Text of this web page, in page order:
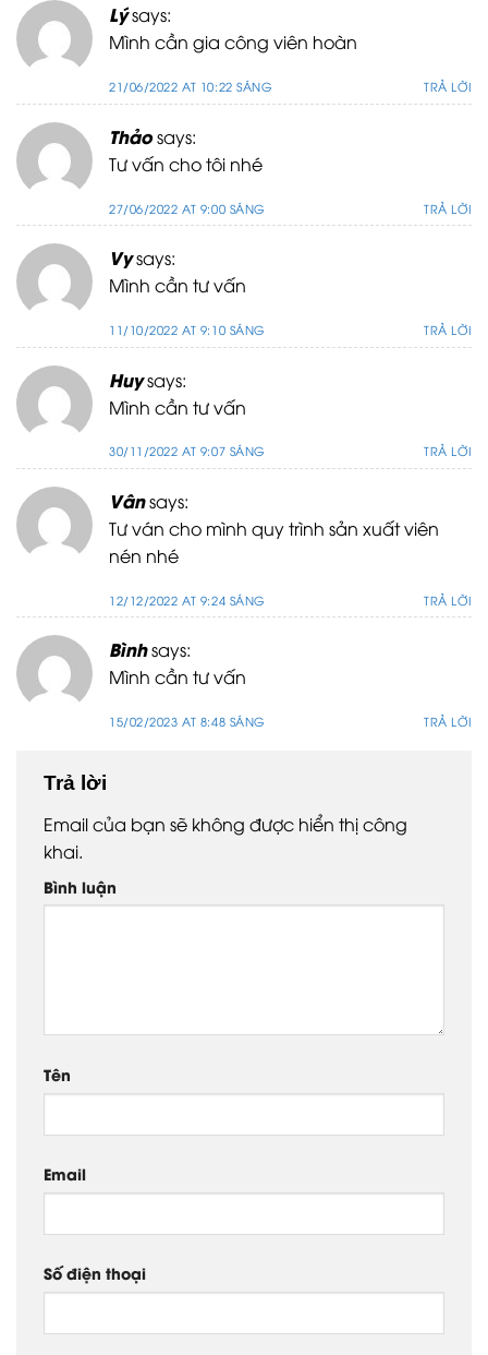
Lýsays:
Mình cần gia công viên hoàn
21/06/2022 AT 10:22 SÁNG TRẢ LỜI
Thảosays:
Tư vấn cho tôi nhé
27/06/2022 AT 9:00 SÁNG TRẢ LỜI
Vysays:
Mình cần tư vấn
11/10/2022 AT 9:10 SÁNG TRẢ LỜI
Huysays:
Mình cần tư vấn
30/11/2022 AT 9:07 SÁNG TRẢ LỜI
Vânsays:
Tư ván cho mình quy trình sản xuất viên
nén nhé
12/12/2022 AT 9:24 SÁNG TRẢ LỜI
Bìnhsays:
Mình cần tư vấn
15/02/2023 AT 8:48 SÁNG TRẢ LỜI
Trả lời
Email của bạn sẽ không được hiển thị công
khai.
Bình luận
Tên
Email
Số điện thoại